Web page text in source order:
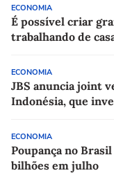
ECONOMIA
É possível criar
trabalhando de
ECONOMIA
JBS anuncia joint
Indonésia, que
ECONOMIA
Poupança no
bilhões em julho